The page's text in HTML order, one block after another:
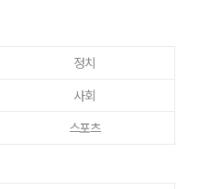
정치
사회
스포츠